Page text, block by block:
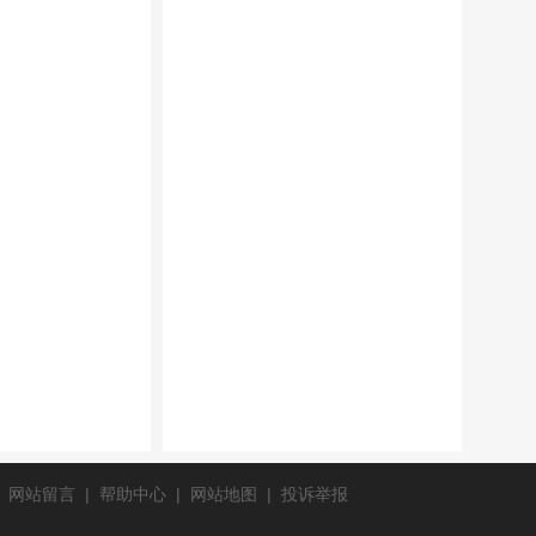
网站留言 | 帮助中心 | 网站地图 | 投诉举报